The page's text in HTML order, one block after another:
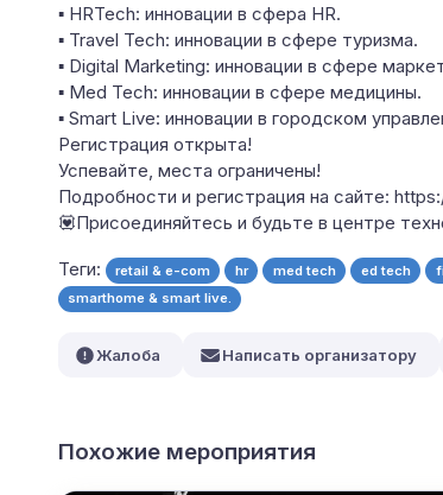
▪ HRTech: инновации в сфера HR.
▪ Travel Tech: инновации в сфере туризма.
▪ Digital Marketing: инновации в сфере
▪ Med Tech: инновации в сфере медицины.
▪ Smart Live: инновации в городском
Регистрация открыта!
Успевайте, места ограничены!
Подробности и регистрация на сайте:
💟Присоединяйтесь и будьте в центре
Теги: retail & e-com hr med tech ed tech
smarthome & smart live.
Жалоба Написать организатору
Похожие мероприятия